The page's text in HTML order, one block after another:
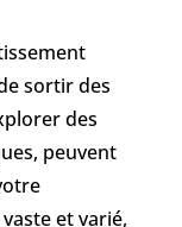
sortir des
des
peuvent
et varié,